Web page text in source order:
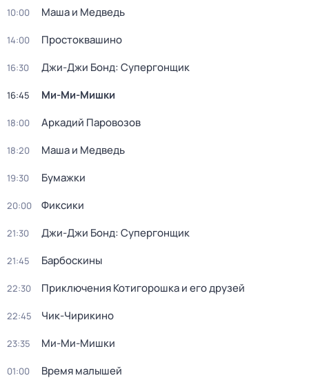
10:00 Маша и Медведь
14:00 Простоквашино
16:30 Джи-Джи Бонд: Супергонщик
16:45 Ми-Ми-Мишки
18:00 Аркадий Паровозов
18:20 Маша и Медведь
19:30 Бумажки
20:00 Фиксики
21:30 Джи-Джи Бонд: Супергонщик
21:45 Барбоскины
22:30 Приключения Котигорошка и его друзей
22:45 Чик-Чирикино
23:35 Ми-Ми-Мишки
01:00 Время малышей